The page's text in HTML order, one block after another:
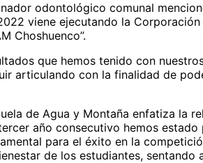
odontológico comunal
viene ejecutando la
Choshuenco”.
que hemos tenido con
articulando con la finalidad de
de Agua y Montaña enfatiza la
año consecutivo hemos
para el éxito en la
de los estudiantes, sentando